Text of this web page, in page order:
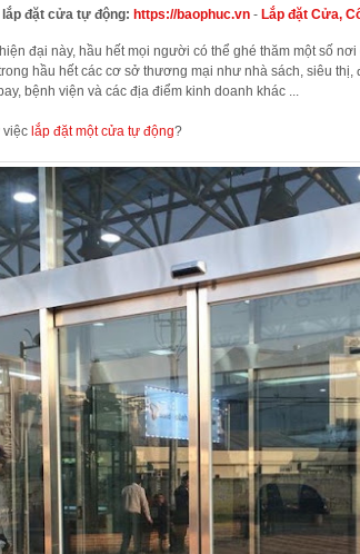
lắp đặt cửa tự động: https://baophuc.vn - Lắp đặt Cửa,
đại này, hầu hết mọi người có thể ghé thăm một số
hầu hết các cơ sở thương mại như nhà sách, siêu thị,
bệnh viện và các địa điểm kinh doanh khác ...
việc lắp đặt mộtcửa tự động?